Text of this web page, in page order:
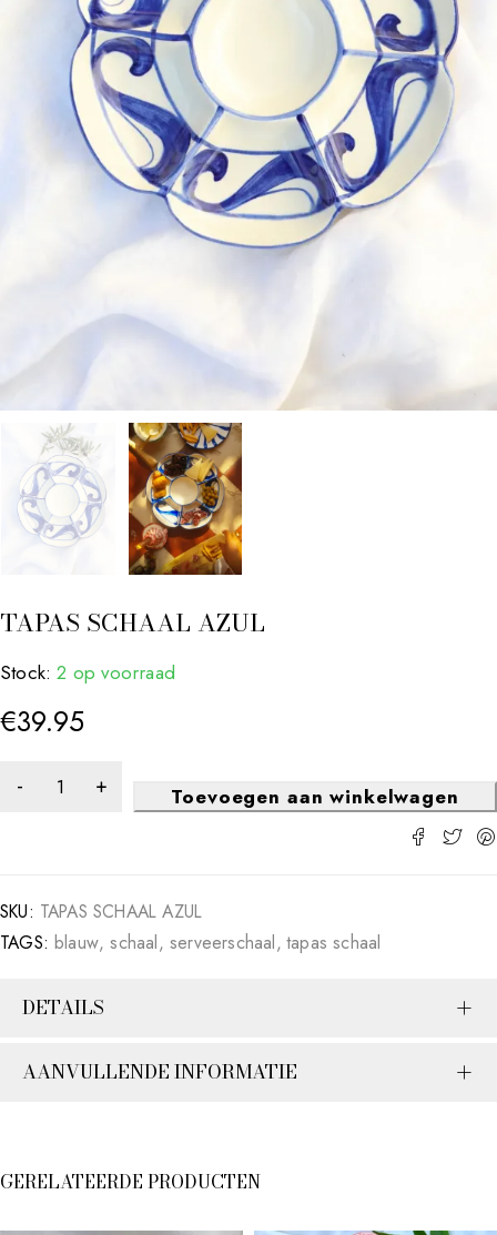
TAPAS SCHAAL AZUL
Stock: 2 op voorraad
€39.95
Toevoegen aan winkelwagen
SKU: TAPAS SCHAAL AZUL
TAGS: blauw,schaal,serveerschaal,tapas schaal
DETAILS
AANVULLENDE INFORMATIE
GERELATEERDE PRODUCTEN